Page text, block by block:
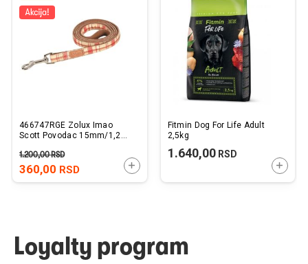
466747RGE Zolux Imao
Scott Povodac 15mm/1,2m
360,00 RSD
1.200,00RSD
DODAJTE U KORPU
Fitmin Dog For Life Adult
2,5kg
1.640,00RSD
Loyalty program